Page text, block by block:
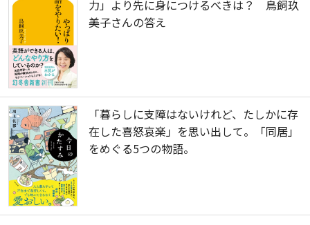
力」より先に身につけるべきは？ 鳥飼玖
美子さんの答え
「暮らしに支障はないけれど、たしかに存
在した喜怒哀楽」を思い出して。「同居」
をめぐる5つの物語。